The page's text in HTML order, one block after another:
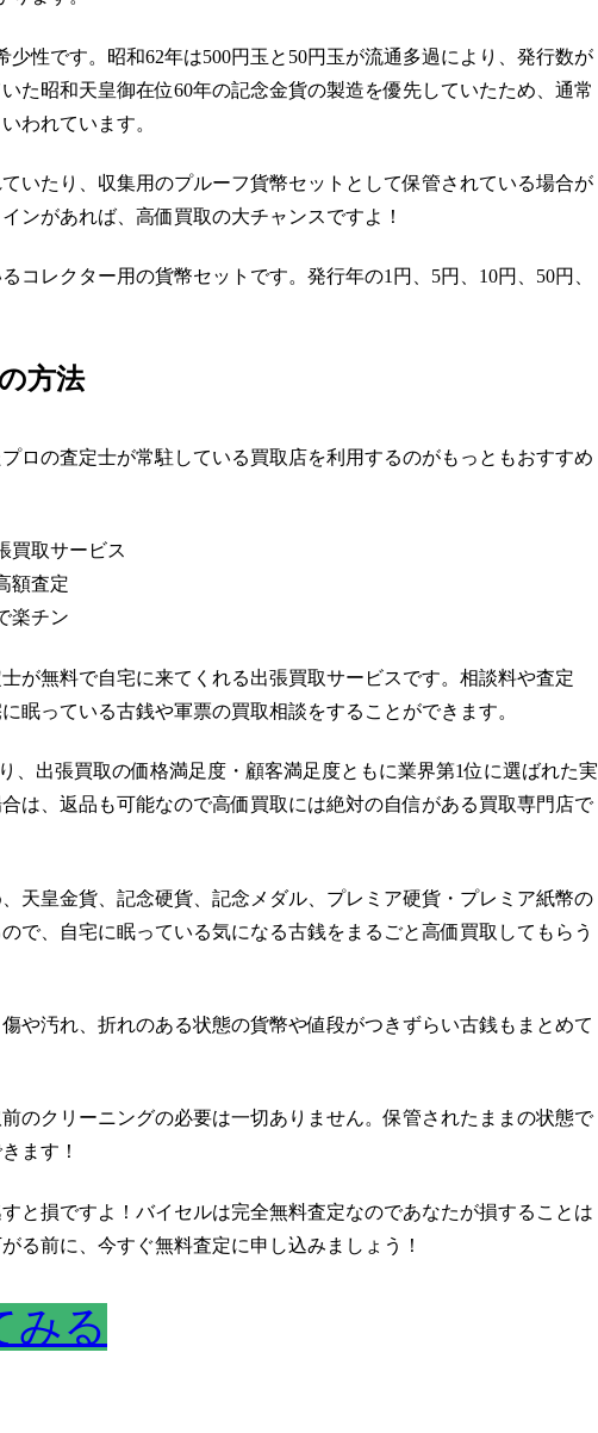
少性です。昭和62年は500円玉と50円玉が流通多過により、 発行数が
た昭和天皇御在位60年の記念金貨の製造を優先していたため、通常
われています。
いたり、収集用のプルーフ貨幣セット として保管されている場合が
ンがあれば、 高価買取の大チャンスですよ！
コレクター用の貨幣セットです。発行年の1円、5円、10円、50円、
方法
ロの査定士が常駐している買取店を利用するのがもっともおすすめ
買取サービス
額査定
楽チン
が無料で自宅に来てくれる出張買取サービスです。相談料や査定
眠っている古銭や軍票の買取相談をすることができます。
、出張買取の価格満足度・顧客満足度ともに業界第1位に選ばれた実
は、返品も可能なので高価買取には絶対の自信がある買取専門店で
天皇金貨、記念硬貨、記念メダル、プレミア硬貨・プレミア紙幣の
で、自宅に眠っている気になる古銭をまるごと高価買取してもらう
傷や汚れ、折れのある状態の貨幣や値段がつきずらい古銭もまとめて
のクリーニングの必要は一切ありません。保管されたままの状態で
ます！
と損ですよ！バイセルは完全無料査定なのであなたが損することは
る前に、今すぐ無料査定に申し込みましょう！
みる